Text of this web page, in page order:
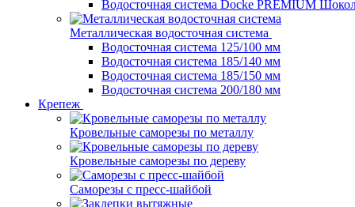
Водосточная система Docke PREMIUM
Металлическая водосточная система
Водосточная система 125/100 мм
Водосточная система 185/140 мм
Водосточная система 185/150 мм
Водосточная система 200/180 мм
Крепеж
Кровельные саморезы по металлу
Кровельные саморезы по дереву
Саморезы с пресс-шайбой